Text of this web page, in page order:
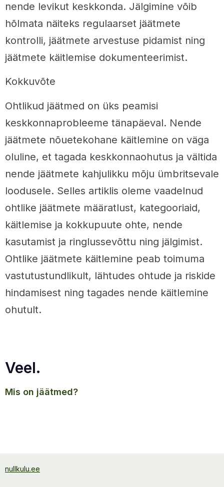
nende levikut keskkonda. Jälgimine võib
hõlmata näiteks regulaarset jäätmete
kontrolli, jäätmete arvestuse pidamist ning
jäätmete käitlemise dokumenteerimist.
Kokkuvõte
Ohtlikud jäätmed on üks peamisi
keskkonnaprobleeme tänapäeval. Nende
jäätmete nõuetekohane käitlemine on väga
oluline, et tagada keskkonnaohutus ja vältida
nende jäätmete kahjulikku mõju ümbritsevale
loodusele. Selles artiklis oleme vaadelnud
ohtlike jäätmete määratlust, kategooriaid,
käitlemise ja kokkupuute ohte, nende
kasutamist ja ringlussevõttu ning jälgimist.
Ohtlike jäätmete käitlemine peab toimuma
vastutustundlikult, lähtudes ohtude ja riskide
hindamisest ning tagades nende käitlemine
ohutult.
Veel.
mis on jäätmed?
nullkulu.ee